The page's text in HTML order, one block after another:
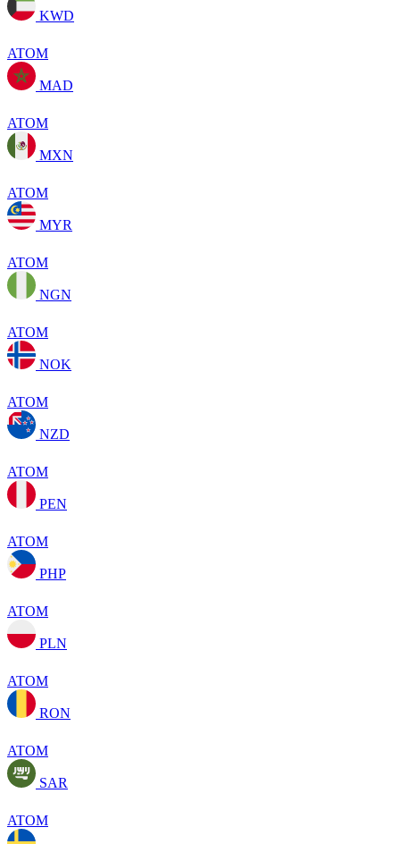
KWD
ATOM
MAD
ATOM
MXN
ATOM
MYR
ATOM
NGN
ATOM
NOK
ATOM
NZD
ATOM
PEN
ATOM
PHP
ATOM
PLN
ATOM
RON
ATOM
SAR
ATOM